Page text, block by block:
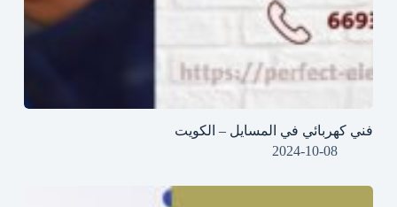
فني كهربائي في المسايل – الكويت
2024-10-08